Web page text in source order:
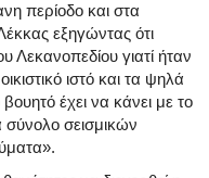
περίοδο και στα
εξηγώντας ότι
Λεκανοπεδίου γιατί ήταν
ιστό και τα ψηλά
έχει να κάνει με το
σύνολο σεισμικών